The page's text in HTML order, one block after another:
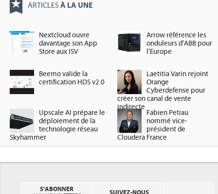
ARTICLES À LA UNE
Nextcloud ouvre
davantage son App
Store aux ISV
Arrow référence les
onduleurs d'ABB pour
l'Europe
Beemo valide la
certification HDS v2.0
Laetitia Varin rejoint
Orange
Cyberdefense pour
créer son canal de vente
indirecte
Upscale AI prépare le
déploiement de la
technologie réseau
Skyhammer
Fabien Petiau
nommé vice-
président de
Cloudera France
S'ABONNER
SUIVEZ-NOUS